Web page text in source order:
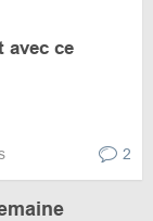
avec ce
2